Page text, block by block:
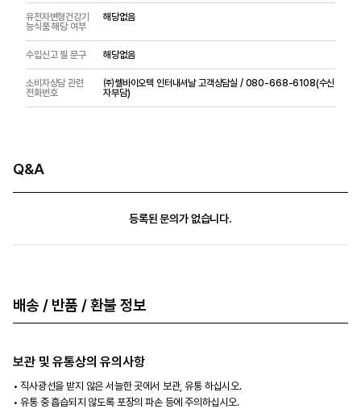
유전자변형건강기
능식품 해당 여부
해당없음
수입신고 필 문구 해당없음
소비자상담 관련
전화번호
㈜쎌바이오텍 인터내셔날 고객상담실 / 080-668-6108(수신
자부담)
Q&A
등록된 문의가 없습니다.
배송 / 반품 / 환불 정보
보관 및 유통상의 유의사항
직사광선을 받지 않은 서늘한 곳에서 보관, 유통 하십시오.
유통 중 흡습되지 않도록 포장의 파손 등에 주의하십시오.